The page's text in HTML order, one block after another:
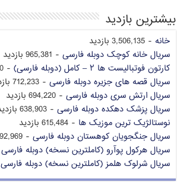
بیشترین بازدید
خانه - 3,506,135 بازدید
سریال خانه کوچک دوبله فارسی - 965,381 بازدید
کارتون فوتبالیست ها ۲ – کامل (دوبله فارسی)
- 834,570 بازدید
سریال قصه های جزیره دوبله فارسی - 712,233 بازدید
سریال ارتش سری دوبله فارسی - 694,220 بازدید
سریال پزشک دهکده دوبله فارسی - 638,903 بازدید
نوستالژیک ترین موزیک ها - 615,484 بازدید
سریال جنگجویان کوهستان دوبله فارسی - 592,969 بازدید
سریال هرکول پوآرو (کاملترین نسخه) دوبله فارسی
سریال شرلوک هلمز (کاملترین نسخه) دوبله فارسی